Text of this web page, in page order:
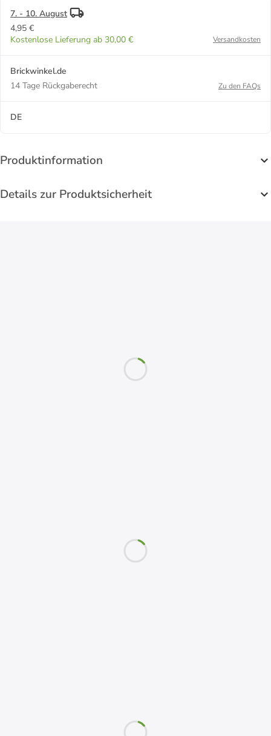
7. - 10. August
4,95 €
Kostenlose Lieferung ab 30,00 €
Versandkosten
Brickwinkel.de
14 Tage Rückgaberecht
Zu den FAQs
DE
Produktinformation
Details zur Produktsicherheit